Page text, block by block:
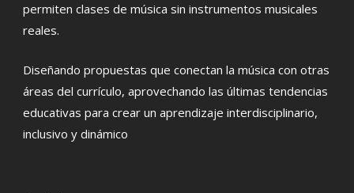
permiten clases de música sin instrumentos musicales
reales.
Diseñando propuestas que conectan la música con otras
áreas del currículo, aprovechando las últimas tendencias
educativas para crear un aprendizaje interdisciplinario,
inclusivo y dinámico